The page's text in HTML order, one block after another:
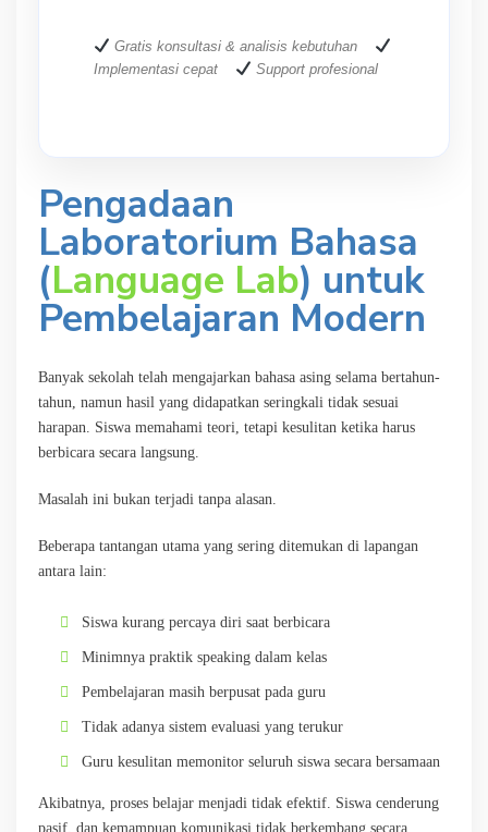
Gratis konsultasi & analisis kebutuhan
Implementasi cepat
Support profesional
Pengadaan
Laboratorium Bahasa
(Language Lab) untuk
Pembelajaran Modern
Banyak sekolah telah mengajarkan bahasa asing selama bertahun-
tahun, namun hasil yang didapatkan seringkali tidak sesuai
harapan. Siswa memahami teori, tetapi kesulitan ketika harus
berbicara secara langsung.
Masalah ini bukan terjadi tanpa alasan.
Beberapa tantangan utama yang sering ditemukan di lapangan
antara lain:
Siswa kurang percaya diri saat berbicara
Minimnya praktik speaking dalam kelas
Pembelajaran masih berpusat pada guru
Tidak adanya sistem evaluasi yang terukur
Guru kesulitan memonitor seluruh siswa secara bersamaan
Akibatnya, proses belajar menjadi tidak efektif. Siswa cenderung
pasif, dan kemampuan komunikasi tidak berkembang secara